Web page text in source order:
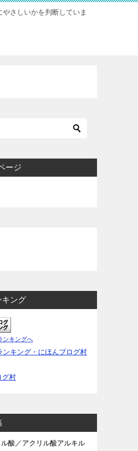
さしいかを判断していま
ージ
キング
ンキングへ
グ村
酸／アクリル酸アルキル